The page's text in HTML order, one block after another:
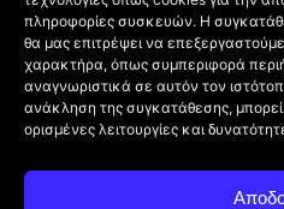
πληροφορίες συσκευών. Η
θα μας επιτρέψει να
χαρακτήρα, όπως συμπεριφορά
αναγνωριστικά σε αυτόν τον
ανάκληση της συγκατάθεσης,
ορισμένες λειτουργίες και
Πληροφορίες
Πιστοποιήσεις
Όροι Χρήσης
Πολιτική απορρήτου